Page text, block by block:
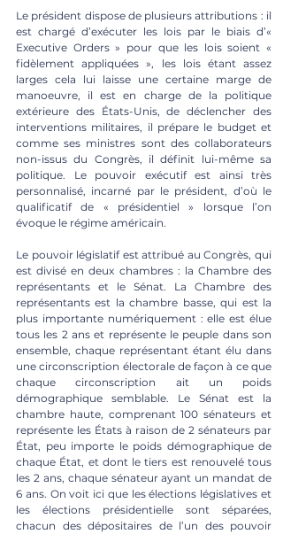
Le président dispose de plusieurs attributions : il
est chargé d’exécuter les lois par le biais d’«
Executive Orders » pour que les lois soient «
fidèlement appliquées », les lois étant assez
larges cela lui laisse une certaine marge de
manoeuvre, il est en charge de la politique
extérieure des États-Unis, de déclencher des
interventions militaires, il prépare le budget et
comme ses ministres sont des collaborateurs
non-issus du Congrès, il définit lui-même sa
politique. Le pouvoir exécutif est ainsi très
personnalisé, incarné par le président, d’où le
qualificatif de « présidentiel » lorsque l’on
évoque le régime américain.
Le pouvoir législatif est attribué au Congrès, qui
est divisé en deux chambres : la Chambre des
représentants et le Sénat. La Chambre des
représentants est la chambre basse, qui est la
plus importante numériquement : elle est élue
tous les 2 ans et représente le peuple dans son
ensemble, chaque représentant étant élu dans
une circonscription électorale de façon à ce que
chaque circonscription ait un poids
démographique semblable. Le Sénat est la
chambre haute, comprenant 100 sénateurs et
représente les États à raison de 2 sénateurs par
État, peu importe le poids démographique de
chaque État, et dont le tiers est renouvelé tous
les 2 ans, chaque sénateur ayant un mandat de
6 ans. On voit ici que les élections législatives et
les élections présidentielle sont séparées,
chacun des dépositaires de l’un des pouvoir